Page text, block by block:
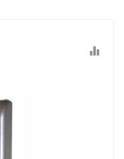
equalizer